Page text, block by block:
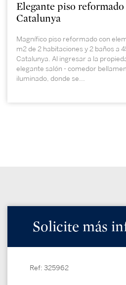
Elegante piso reformado
Catalunya
Magnífico piso reformado con
m2 de 2 habitaciones y 2 baños a
Catalunya. Al ingresar a la
elegante salón - comedor
iluminado, donde se...
Solicite más
Ref: 325962